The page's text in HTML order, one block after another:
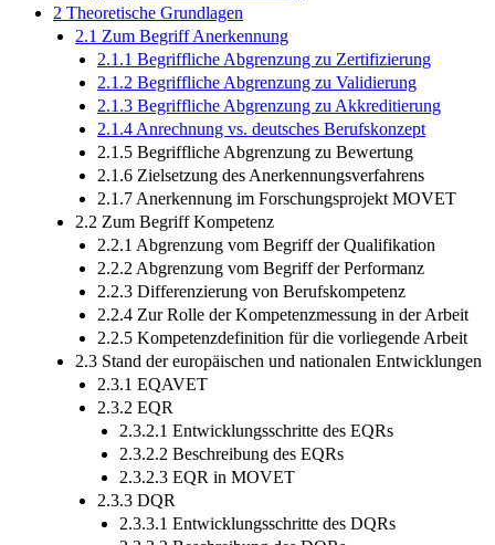
2 Theoretische Grundlagen
2.1 Zum Begriff Anerkennung
2.1.1 Begriffliche Abgrenzung zu Zertifizierung
2.1.2 Begriffliche Abgrenzung zu Validierung
2.1.3 Begriffliche Abgrenzung zu Akkreditierung
2.1.4 Anrechnung vs. deutsches Berufskonzept
2.1.5 Begriffliche Abgrenzung zu Bewertung
2.1.6 Zielsetzung des Anerkennungsverfahrens
2.1.7 Anerkennung im Forschungsprojekt MOVET
2.2 Zum Begriff Kompetenz
2.2.1 Abgrenzung vom Begriff der Qualifikation
2.2.2 Abgrenzung vom Begriff der Performanz
2.2.3 Differenzierung von Berufskompetenz
2.2.4 Zur Rolle der Kompetenzmessung in der Arbeit
2.2.5 Kompetenzdefinition für die vorliegende Arbeit
2.3 Stand der europäischen und nationalen Entwicklungen
2.3.1 EQAVET
2.3.2 EQR
2.3.2.1 Entwicklungsschritte des EQRs
2.3.2.2 Beschreibung des EQRs
2.3.2.3 EQR in MOVET
2.3.3 DQR
2.3.3.1 Entwicklungsschritte des DQRs